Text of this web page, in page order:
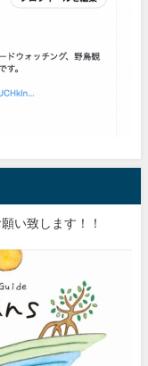
い致します！！